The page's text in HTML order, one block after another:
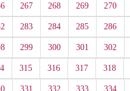
267 268 269 270
283 284 285 286
299 300 301 302
315 316 317 318
331 332 333 334